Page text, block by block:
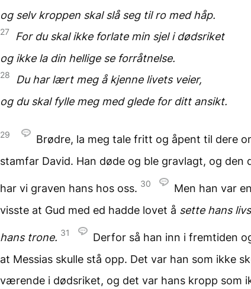
og selv kroppen skal slå seg til ro med håp.
27 For du skal ikke forlate min sjeli dødsriket
og ikke la din hellige se forråtnelse.
28 Du har lært meg å kjenne livets veier,
og du skal fylle meg med glede for ditt ansikt.
29
Brødre, la meg tale fritt og åpent til dere
stamfar David. Han døde og ble gravlagt, og den
har vi graven hans hos oss. 30
Men han var
visste at Gud med ed hadde lovet å sette hans
hans trone. 31
Derfor så han inn i fremtiden
at Messias skulle stå opp. Det var han som ikke
værende i dødsriket, og det var hans kropp som